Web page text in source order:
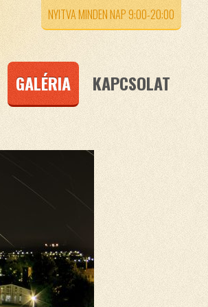
NYITVA MINDEN NAP 9:00-20:00
GALÉRIA KAPCSOLAT